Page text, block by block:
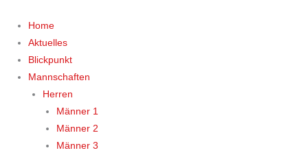
Inhalt
springen
Home
Aktuelles
Blickpunkt
Mannschaften
Herren
Männer 1
Männer 2
Männer 3